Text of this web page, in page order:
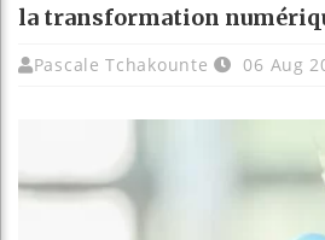
la transformation
Pascale Tchakounte 06 Aug